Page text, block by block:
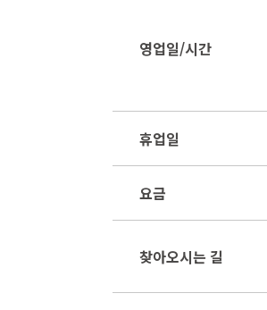
영업일/시간
휴업일
요금
찾아오시는 길